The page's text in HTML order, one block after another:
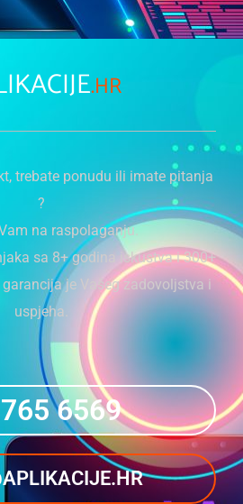
.HR
trebate ponudu ili imate pitanja
?
na raspolaganju.
sa 8+ godina iskustva i 300+
je Vašeg zadovoljstva i
uspjeha.
6569